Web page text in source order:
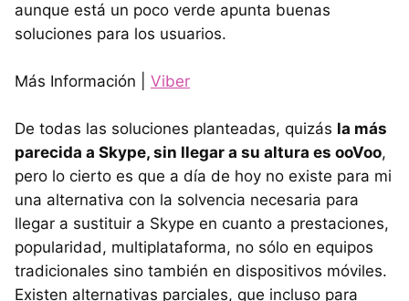
aunque está un poco verde apunta buenas
soluciones para los usuarios.
Más Información | Viber
De todas las soluciones planteadas, quizás la más
parecida a Skype, sin llegar a su altura es ooVoo,
pero lo cierto es que a día de hoy no existe para mi
una alternativa con la solvencia necesaria para
llegar a sustituir a Skype en cuanto a prestaciones,
popularidad, multiplataforma, no sólo en equipos
tradicionales sino también en dispositivos móviles.
Existen alternativas parciales, que incluso para